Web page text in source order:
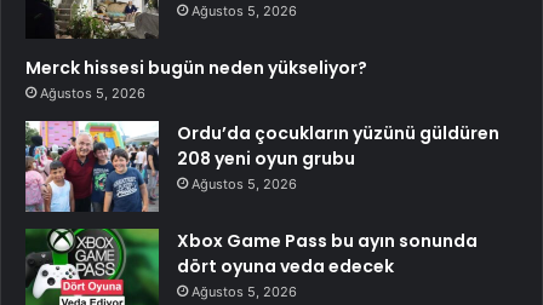
Ağustos 5, 2026
Merck hissesi bugün neden yükseliyor?
Ağustos 5, 2026
Ordu’da çocukların yüzünü güldüren
208 yeni oyun grubu
Ağustos 5, 2026
Xbox Game Pass bu ayın sonunda
dört oyuna veda edecek
Ağustos 5, 2026